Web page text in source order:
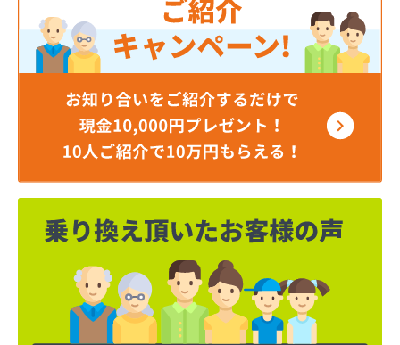
株式会社エコア 八代営業所
株式会社エコア 北部充填所
株式会社シバタ 熊本営業所
株式会社ジャパンクラフト
株式会社ダイイチライフ
株式会社タイプロ
株式会社タキガワ
株式会社ツバメ商会
株式会社フジイエネルギー
株式会社ホームエネルギー南九州
株式会社ホームエネルギー南九州
株式会社ミスミ 八代支店
株式会社ミスミ 八代事業所
株式会社ライフサポート九州 LPガス課
株式会社丸仙商会